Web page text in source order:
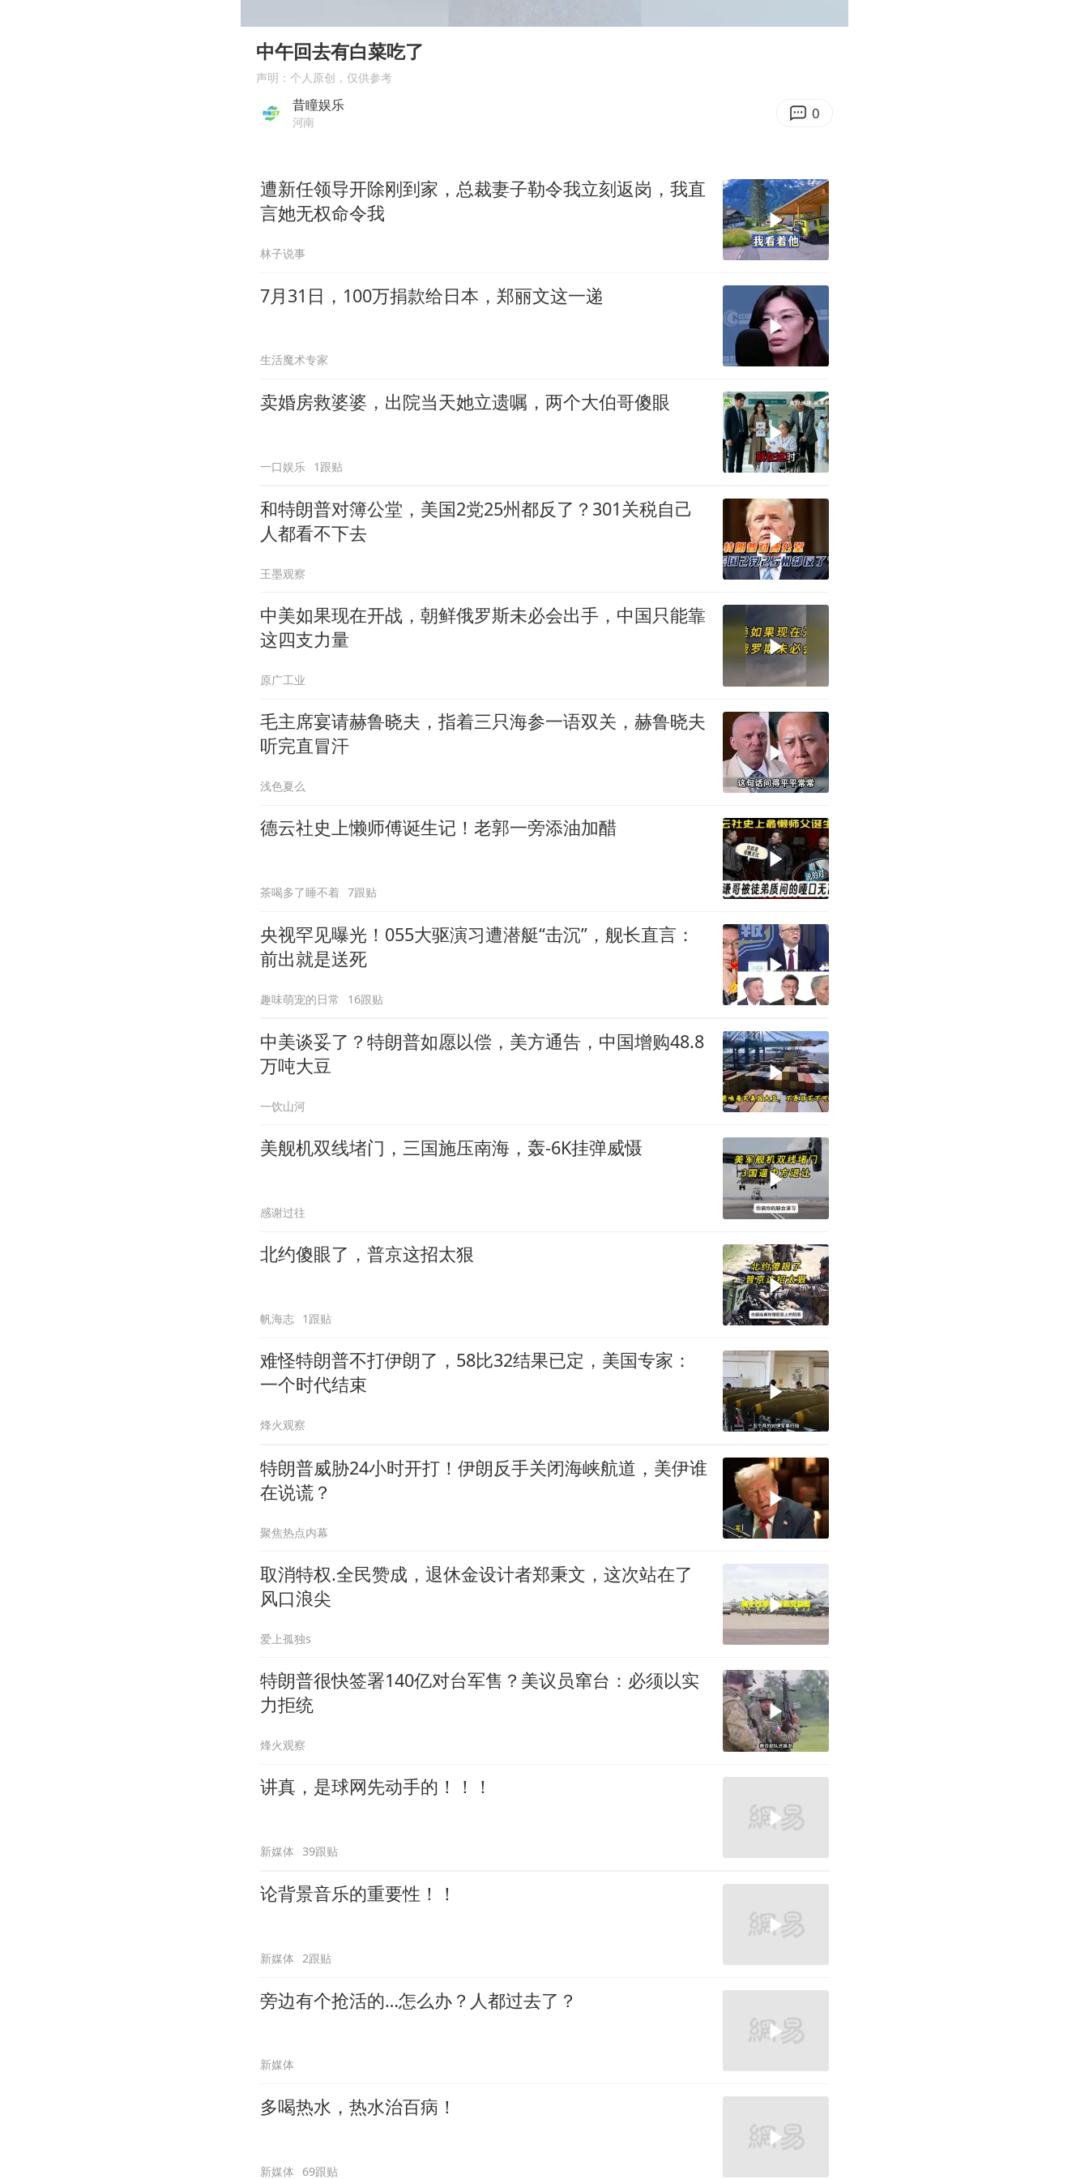
国防部：坚决反制任何闹海挑衅图谋
百花奖开幕式
胡彦斌韩磊 谁帮谁
夯实基础开新局
中午回去有白菜吃了
声明：个人原创，仅供参考
昔瞳娱乐
河南 0
遭新任领导开除刚到家，总裁妻子勒令我立刻返岗，我直
言她无权命令我
林子说事
7月31日，100万捐款给日本，郑丽文这一递
生活魔术专家
卖婚房救婆婆，出院当天她立遗嘱，两个大伯哥傻眼
一口娱乐 1跟贴
和特朗普对簿公堂，美国2党25州都反了？301关税自己
人都看不下去
王墨观察
中美如果现在开战，朝鲜俄罗斯未必会出手，中国只能靠
这四支力量
原广工业
毛主席宴请赫鲁晓夫，指着三只海参一语双关，赫鲁晓夫
听完直冒汗
浅色夏么
德云社史上懒师傅诞生记！老郭一旁添油加醋
茶喝多了睡不着 7跟贴
央视罕见曝光！055大驱演习遭潜艇“击沉”，舰长直言：
前出就是送死
趣味萌宠的日常 16跟贴
中美谈妥了？特朗普如愿以偿，美方通告，中国增购48.8
万吨大豆
一饮山河
美舰机双线堵门，三国施压南海，轰-6K挂弹威慑
感谢过往
北约傻眼了，普京这招太狠
帆海志 1跟贴
难怪特朗普不打伊朗了，58比32结果已定，美国专家：
一个时代结束
烽火观察
特朗普威胁24小时开打！伊朗反手关闭海峡航道，美伊谁
在说谎？
聚焦热点内幕
取消特权.全民赞成，退休金设计者郑秉文，这次站在了
风口浪尖
爱上孤独s
特朗普很快签署140亿对台军售？美议员窜台：必须以实
力拒统
烽火观察
讲真，是球网先动手的！！！
新媒体 39跟贴
论背景音乐的重要性！！
新媒体 2跟贴
旁边有个抢活的…怎么办？人都过去了？
新媒体
多喝热水，热水治百病！
新媒体 69跟贴